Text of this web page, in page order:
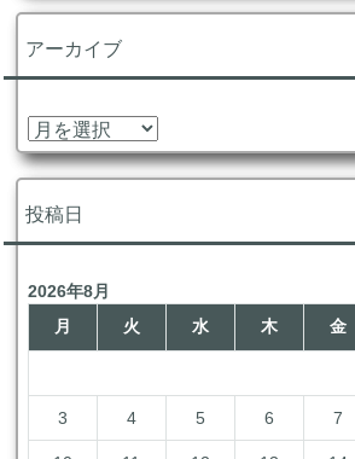
ゴ
ー
アーカイブ
ア
ー
カ
イ
ブ
投稿日
2026年8月
月
火 水 木 金
3 4 5 6 7